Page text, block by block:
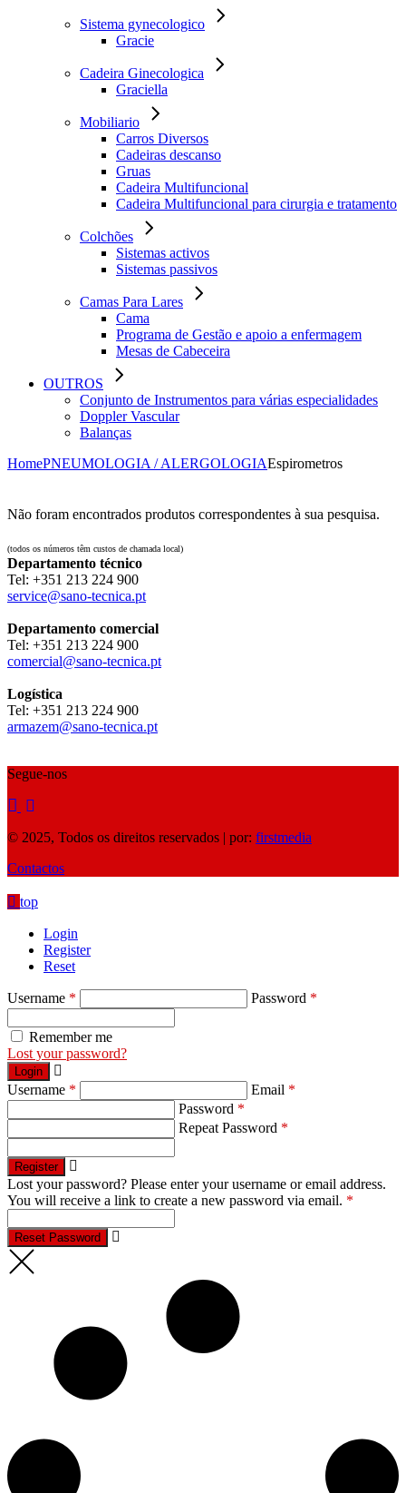
Sistema gynecologico
Gracie
Cadeira Ginecologica
Graciella
Mobiliario
Carros Diversos
Cadeiras descanso
Gruas
Cadeira Multifuncional
Cadeira Multifuncional para cirurgia e tratamento
Colchões
Sistemas activos
Sistemas passivos
Camas Para Lares
Cama
Programa de Gestão e apoio a enfermagem
Mesas de Cabeceira
OUTROS
Conjunto de Instrumentos para várias especialidades
Doppler Vascular
Balanças
HomePNEUMOLOGIA / ALERGOLOGIAEspirometros
Não foram encontrados produtos correspondentes à sua pesquisa.
(todos os números têm custos de chamada local)
Departamento técnico
Tel: ‪+351 213 224 900‬
service@sano-tecnica.pt
Departamento comercial
Tel: ‪+351 213 224 900‬
comercial@sano-tecnica.pt
Logística
Tel: ‪+351 213 224 900‬
armazem@sano-tecnica.pt
Segue-nos
© 2025, Todos os direitos reservados | por: firstmedia
Contactos
top
Login
Register
Reset
Username * Password *
Remember me
Lost your password?
Login
Username * Email *
Password *
Repeat Password *
Register
Lost your password? Please enter your username or email address.
You will receive a link to create a new password via email. *
Reset Password